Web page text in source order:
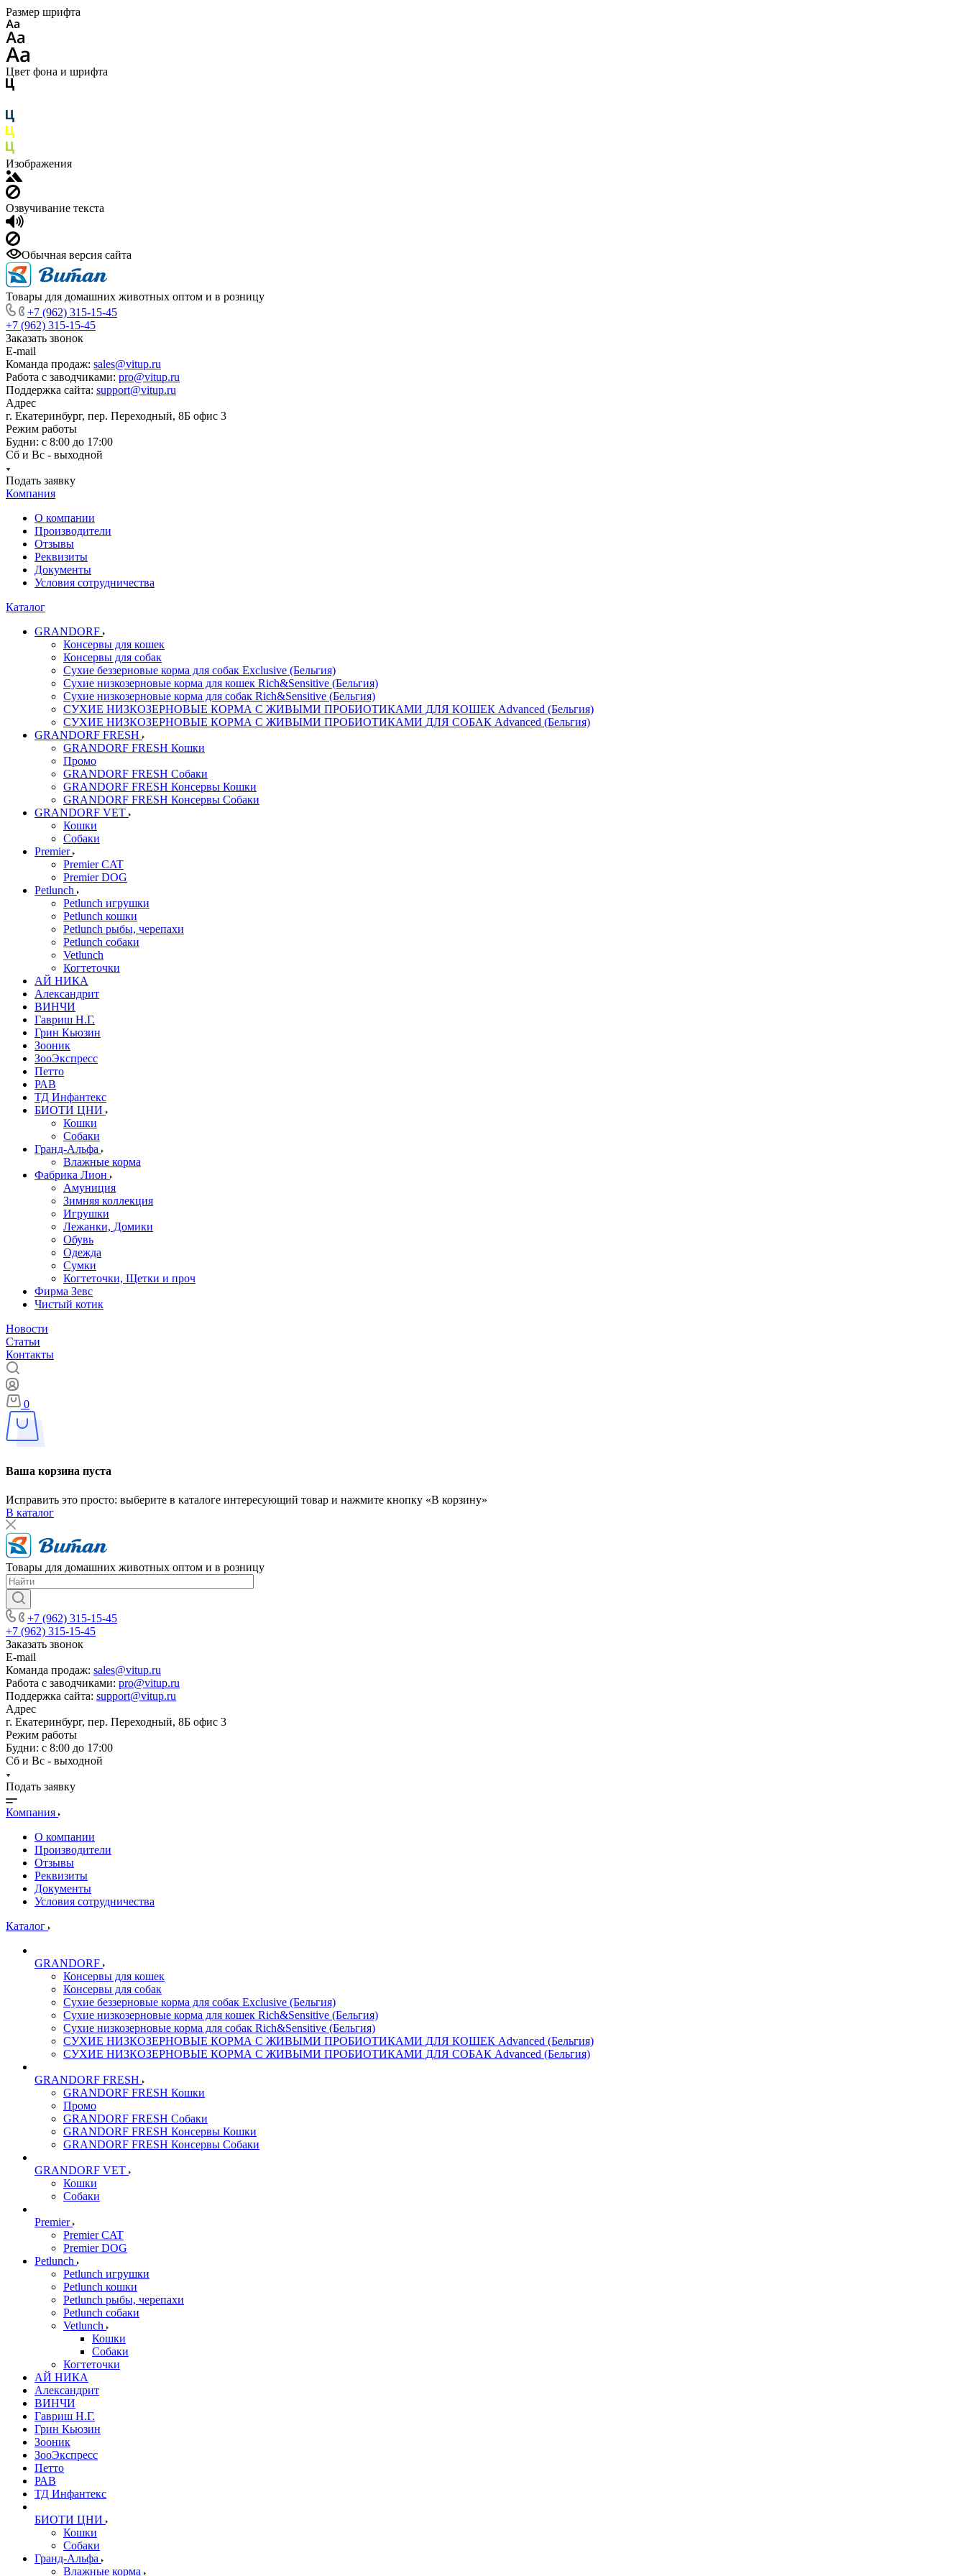
Размер шрифта
Цвет фона и шрифта
Изображения
Озвучивание текста
Обычная версия сайта
Товары для домашних животных оптом и в розницу
+7 (962) 315-15-45
+7 (962) 315-15-45
Заказать звонок
E-mail
Команда продаж: sales@vitup.ru
Работа с заводчиками: pro@vitup.ru
Поддержка сайта: support@vitup.ru
Адрес
г. Екатеринбург, пер. Переходный, 8Б офис 3
Режим работы
Будни: с 8:00 до 17:00
Сб и Вс - выходной
Подать заявку
Компания
О компании
Производители
Отзывы
Реквизиты
Документы
Условия сотрудничества
Каталог
GRANDORF
Консервы для кошек
Консервы для собак
Сухие беззерновые корма для собак Exclusive (Бельгия)
Сухие низкозерновые корма для кошек Rich&Sensitive (Бельгия)
Сухие низкозерновые корма для собак Rich&Sensitive (Бельгия)
СУХИЕ НИЗКОЗЕРНОВЫЕ КОРМА С ЖИВЫМИ ПРОБИОТИКАМИ ДЛЯ КОШЕК Advanced (Бельгия)
СУХИЕ НИЗКОЗЕРНОВЫЕ КОРМА С ЖИВЫМИ ПРОБИОТИКАМИ ДЛЯ СОБАК Advanced (Бельгия)
GRANDORF FRESH
GRANDORF FRESH Кошки
Промо
GRANDORF FRESH Собаки
GRANDORF FRESH Консервы Кошки
GRANDORF FRESH Консервы Собаки
GRANDORF VET
Кошки
Собаки
Premier
Premier CAT
Premier DOG
Petlunch
Petlunch игрушки
Petlunch кошки
Petlunch рыбы, черепахи
Petlunch собаки
Vetlunch
Когтеточки
АЙ НИКА
Александрит
ВИНЧИ
Гавриш Н.Г.
Грин Кьюзин
Зооник
ЗооЭкспресс
Петто
РАВ
ТД Инфантекс
БИОТИ ЦНИ
Кошки
Собаки
Гранд-Альфа
Влажные корма
Фабрика Лион
Амуниция
Зимняя коллекция
Игрушки
Лежанки, Домики
Обувь
Одежда
Сумки
Когтеточки, Щетки и проч
Фирма Зевс
Чистый котик
Новости
Статьи
Контакты
0
Ваша корзина пуста
Исправить это просто: выберите в каталоге интересующий товар и нажмите кнопку «В корзину»
В каталог
Товары для домашних животных оптом и в розницу
+7 (962) 315-15-45
+7 (962) 315-15-45
Заказать звонок
E-mail
Команда продаж: sales@vitup.ru
Работа с заводчиками: pro@vitup.ru
Поддержка сайта: support@vitup.ru
Адрес
г. Екатеринбург, пер. Переходный, 8Б офис 3
Режим работы
Будни: с 8:00 до 17:00
Сб и Вс - выходной
Подать заявку
Компания
О компании
Производители
Отзывы
Реквизиты
Документы
Условия сотрудничества
Каталог
GRANDORF
Консервы для кошек
Консервы для собак
Сухие беззерновые корма для собак Exclusive (Бельгия)
Сухие низкозерновые корма для кошек Rich&Sensitive (Бельгия)
Сухие низкозерновые корма для собак Rich&Sensitive (Бельгия)
СУХИЕ НИЗКОЗЕРНОВЫЕ КОРМА С ЖИВЫМИ ПРОБИОТИКАМИ ДЛЯ КОШЕК Advanced (Бельгия)
СУХИЕ НИЗКОЗЕРНОВЫЕ КОРМА С ЖИВЫМИ ПРОБИОТИКАМИ ДЛЯ СОБАК Advanced (Бельгия)
GRANDORF FRESH
GRANDORF FRESH Кошки
Промо
GRANDORF FRESH Собаки
GRANDORF FRESH Консервы Кошки
GRANDORF FRESH Консервы Собаки
GRANDORF VET
Кошки
Собаки
Premier
Premier CAT
Premier DOG
Petlunch
Petlunch игрушки
Petlunch кошки
Petlunch рыбы, черепахи
Petlunch собаки
Vetlunch
Кошки
Собаки
Когтеточки
АЙ НИКА
Александрит
ВИНЧИ
Гавриш Н.Г.
Грин Кьюзин
Зооник
ЗооЭкспресс
Петто
РАВ
ТД Инфантекс
БИОТИ ЦНИ
Кошки
Собаки
Гранд-Альфа
Влажные корма